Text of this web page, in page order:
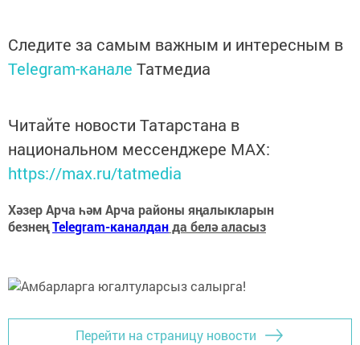
Следите за самым важным и интересным в
Telegram-канале Татмедиа
Читайте новости Татарстана в
национальном мессенджере MАХ:
https://max.ru/tatmedia
Хәзер Арча һәм Арча районы яңалыкларын
безнеңTelegram-каналданда белә аласыз
Перейти на страницу новости